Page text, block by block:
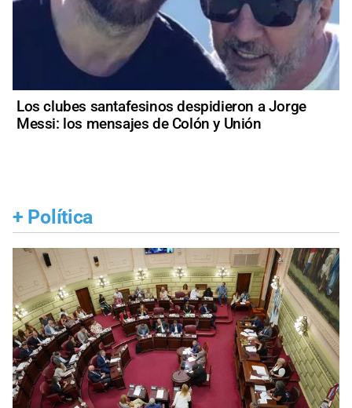
Los clubes santafesinos despidieron a Jorge
Messi: los mensajes de Colón y Unión
+ Política